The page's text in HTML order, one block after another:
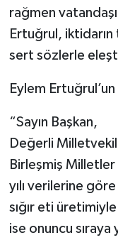
rağmen
Ertuğrul, iktidarın
sert sözlerle
Eylem
“Sayın Başkan,
Değerli
Birleşmiş Milletler
yılı verilerine
sığır eti
ise onuncu sıraya